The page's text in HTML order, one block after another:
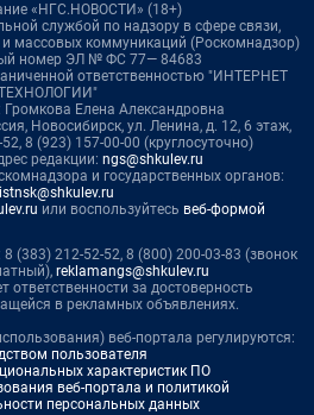
«НГС.НОВОСТИ» (18+)
службой по надзору в сфере связи,
массовых коммуникаций (Роскомнадзор)
номер ЭЛ № ФС 77— 84683
ответственностью "ИНТЕРНЕТ
Громкова Елена Александровна
Новосибирск, ул. Ленина, д. 12, 6 этаж,
8 (923) 157-00-00 (круглосуточно)
редакции: ngs@shkulev.ru
и государственных органов:
или воспользуйтесь веб-формой
(383) 212-52-52, 8 (800) 200-03-83 (звонок
reklamangs@shkulev.ru
ответственности за достоверность
в рекламных объявлениях.
веб-портала регулируются:
пользователя
характеристик ПО
веб-портала и политикой
персональных данных